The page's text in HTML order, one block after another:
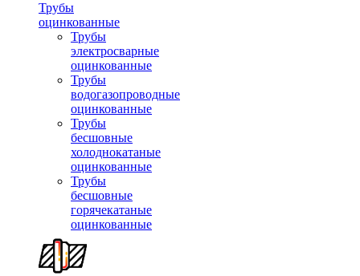
Трубы
оцинкованные
Трубы
электросварные
оцинкованные
Трубы
водогазопроводные
оцинкованные
Трубы
бесшовные
холоднокатаные
оцинкованные
Трубы
бесшовные
горячекатаные
оцинкованные